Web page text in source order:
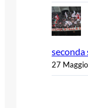
seconda
27